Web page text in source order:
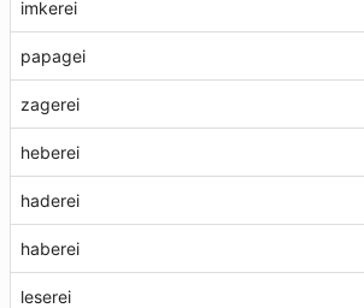
imkerei
papagei
zagerei
heberei
haderei
haberei
leserei